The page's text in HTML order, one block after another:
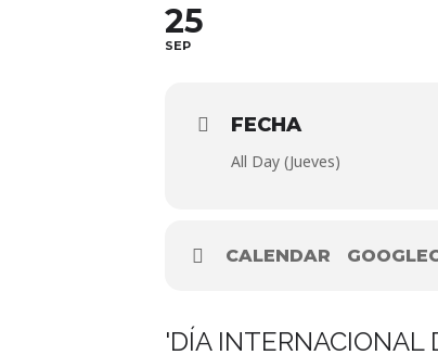
25
SEP
FECHA
All Day (Jueves)
CALENDAR
'DÍA INTERNACIONAL